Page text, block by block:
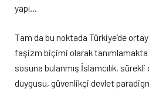
yapı…
Tam da bu noktada Türkiye’de
faşizm biçimi olarak
sosuna bulanmış İslamcılık,
duygusu, güvenlikçi devlet